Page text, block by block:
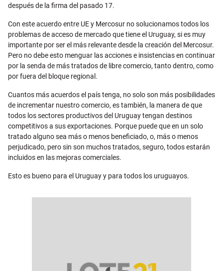
después de la firma del pasado 17.
Con este acuerdo entre UE y Mercosur no solucionamos todos los
problemas de acceso de mercado que tiene el Uruguay, si es muy
importante por ser el más relevante desde la creación del Mercosur.
Pero no debe esto menguar las acciones e insistencias en continuar
por la senda de más tratados de libre comercio, tanto dentro, como
por fuera del bloque regional.
Cuantos más acuerdos el país tenga, no solo son más posibilidades
de incrementar nuestro comercio, es también, la manera de que
todos los sectores productivos del Uruguay tengan destinos
competitivos a sus exportaciones. Porque puede que en un solo
tratado alguno sea más o menos beneficiado, o, más o menos
perjudicado, pero sin son muchos tratados, seguro, todos estarán
incluidos en las mejoras comerciales.
Esto es bueno para el Uruguay y para todos los uruguayos.